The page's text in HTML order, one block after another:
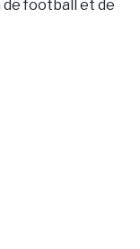
de football et de